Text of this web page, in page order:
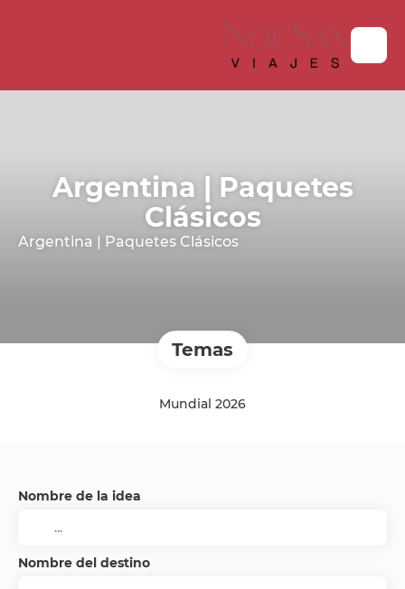
Argentina | Paquetes
Clásicos
Argentina | Paquetes Clásicos
Temas
Mundial 2026
Nombre de la idea
Nombre del destino